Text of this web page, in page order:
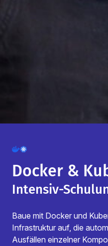
Docker &
Intensiv-
Baue mit Docker und
Infrastruktur auf, die
Ausfällen einzelner